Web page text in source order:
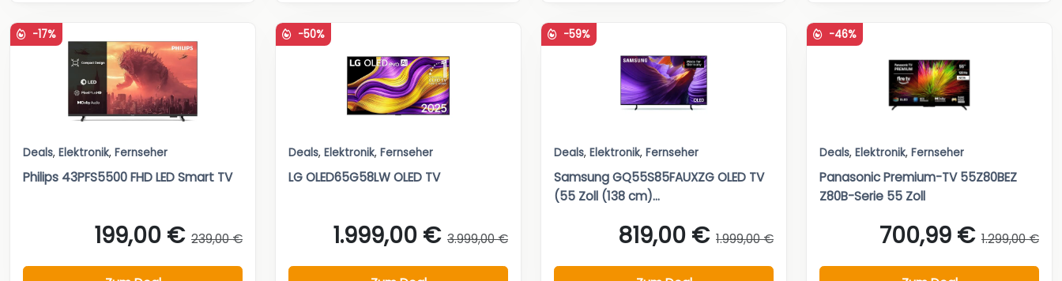
-17%
Deals, Elektronik, Fernseher
Philips 43PFS5500 FHD LED Smart TV
199,00 € 239,00 €
-50%
Deals, Elektronik, Fernseher
LG OLED65G58LW OLED TV
1.999,00 € 3.999,00 €
-59%
Deals, Elektronik, Fernseher
Samsung GQ55S85FAUXZG OLED TV
(55 Zoll (138 cm)...
819,00 € 1.999,00 €
-46%
Deals, Elektronik, Fernseher
Panasonic Premium-TV 55Z80BEZ
Z80B-Serie 55 Zoll
700,99 € 1.299,00 €